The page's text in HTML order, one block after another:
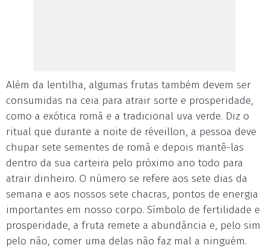
Além da lentilha, algumas frutas também devem ser
consumidas na ceia para atrair sorte e prosperidade,
como a exótica romã e a tradicional uva verde. Diz o
ritual que durante a noite de réveillon, a pessoa deve
chupar sete sementes de romã e depois mantê-las
dentro da sua carteira pelo próximo ano todo para
atrair dinheiro. O número se refere aos sete dias da
semana e aos nossos sete chacras, pontos de energia
importantes em nosso corpo. Símbolo de fertilidade e
prosperidade, a fruta remete a abundância e, pelo sim
pelo não, comer uma delas não faz mal a ninguém.